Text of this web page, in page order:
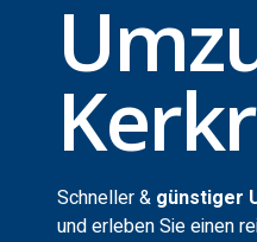
Schneller & günstiger
und erleben Sie einen